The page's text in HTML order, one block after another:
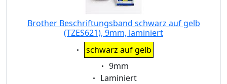
Brother Beschriftungsband schwarz auf gelb
(TZES621), 9mm, laminiert
Eigenschaft:
schwarz auf gelb
Eigenschaft:
9mm
Eigenschaft:
Laminiert